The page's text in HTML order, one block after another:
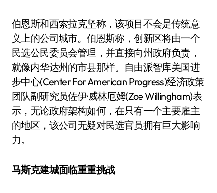
伯恩斯和西索拉克坚称，该项目不会是传统意
义上的公司城市。伯恩斯称，创新区将由一个
民选公民委员会管理，并直接向州政府负责，
就像内华达州的市县那样。自由派智库美国进
步中心(Center For American Progress)经济政策
团队副研究员佐伊·威林厄姆(Zoe Willingham)表
示，无论政府架构如何，在只有一个主要雇主
的地区，该公司无疑对民选官员拥有巨大影响
力。
马斯克建城面临重重挑战